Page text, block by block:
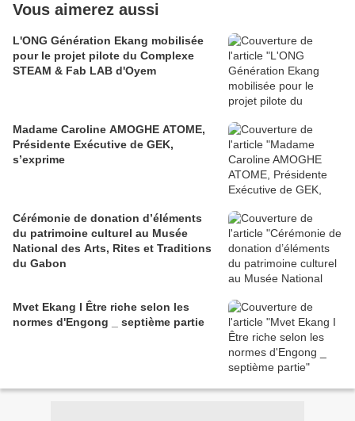
Vous aimerez aussi
L'ONG Génération Ekang mobilisée
pour le projet pilote du Complexe
STEAM & Fab LAB d'Oyem
Madame Caroline AMOGHE ATOME,
Présidente Exécutive de GEK,
s’exprime
Cérémonie de donation d’éléments
du patrimoine culturel au Musée
National des Arts, Rites et Traditions
du Gabon
Mvet Ekang I Être riche selon les
normes d'Engong _ septième partie